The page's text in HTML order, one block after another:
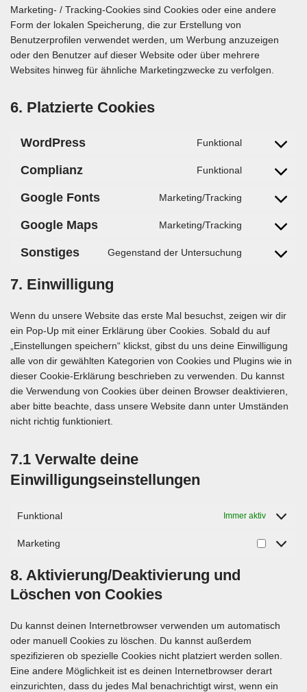
Marketing- / Tracking-Cookies sind Cookies oder eine andere
Form der lokalen Speicherung, die zur Erstellung von
Benutzerprofilen verwendet werden, um Werbung anzuzeigen
oder den Benutzer auf dieser Website oder über mehrere
Websites hinweg für ähnliche Marketingzwecke zu verfolgen.
6. Platzierte Cookies
WordPress Funktional
Complianz Funktional
Google Fonts Marketing/Tracking
Google Maps Marketing/Tracking
Sonstiges Gegenstand der Untersuchung
7. Einwilligung
Wenn du unsere Website das erste Mal besuchst, zeigen wir dir
ein Pop-Up mit einer Erklärung über Cookies. Sobald du auf
„Einstellungen speichern“ klickst, gibst du uns deine Einwilligung
alle von dir gewählten Kategorien von Cookies und Plugins wie in
dieser Cookie-Erklärung beschrieben zu verwenden. Du kannst
die Verwendung von Cookies über deinen Browser deaktivieren,
aber bitte beachte, dass unsere Website dann unter Umständen
nicht richtig funktioniert.
7.1 Verwalte deine
Einwilligungseinstellungen
Funktional Immer aktiv
Marketing
8. Aktivierung/Deaktivierung und
Löschen von Cookies
Du kannst deinen Internetbrowser verwenden um automatisch
oder manuell Cookies zu löschen. Du kannst außerdem
spezifizieren ob spezielle Cookies nicht platziert werden sollen.
Eine andere Möglichkeit ist es deinen Internetbrowser derart
einzurichten, dass du jedes Mal benachrichtigt wirst, wenn ein